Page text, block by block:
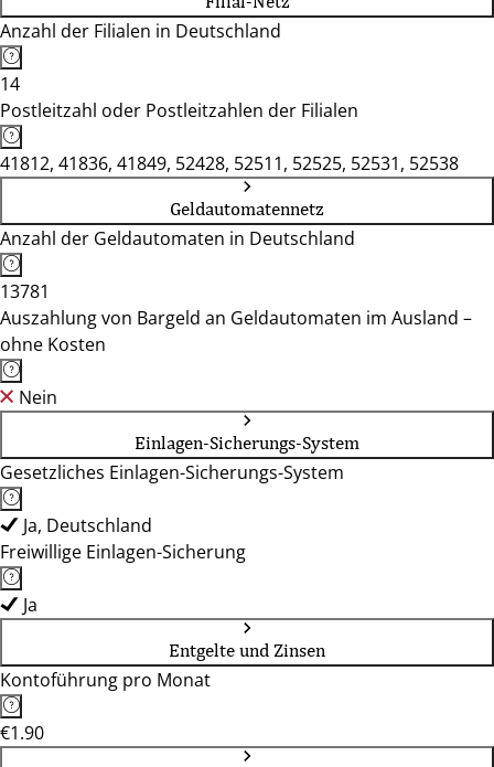
Anzahl der Filialen in Deutschland
14
Postleitzahl oder Postleitzahlen der Filialen
41812, 41836, 41849, 52428, 52511, 52525, 52531, 52538
Geldautomatennetz
Anzahl der Geldautomaten in Deutschland
13781
Auszahlung von Bargeld an Geldautomaten im Ausland –
ohne Kosten
Nein
Einlagen-Sicherungs-System
Gesetzliches Einlagen-Sicherungs-System
Ja, Deutschland
Freiwillige Einlagen-Sicherung
Ja
Entgelte und Zinsen
Kontoführung pro Monat
€1.90